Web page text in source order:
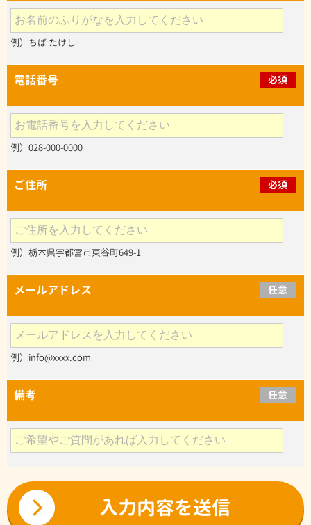
例）ちば たけし
電話番号 必須
例）028-000-0000
ご住所 必須
例）栃木県宇都宮市東谷町649-1
メールアドレス 任意
例）info@xxxx.com
備考 任意